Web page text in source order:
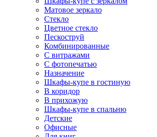
Матовое зеркало
Стекло
Цветное стекло
Пескоструй
Комбинированные
С витражами
С фотопечатью
Назначение
Шкафы-купе в гостиную
В коридор
В прихожую
Шкафы-купе в спальню
Детские
Офисные